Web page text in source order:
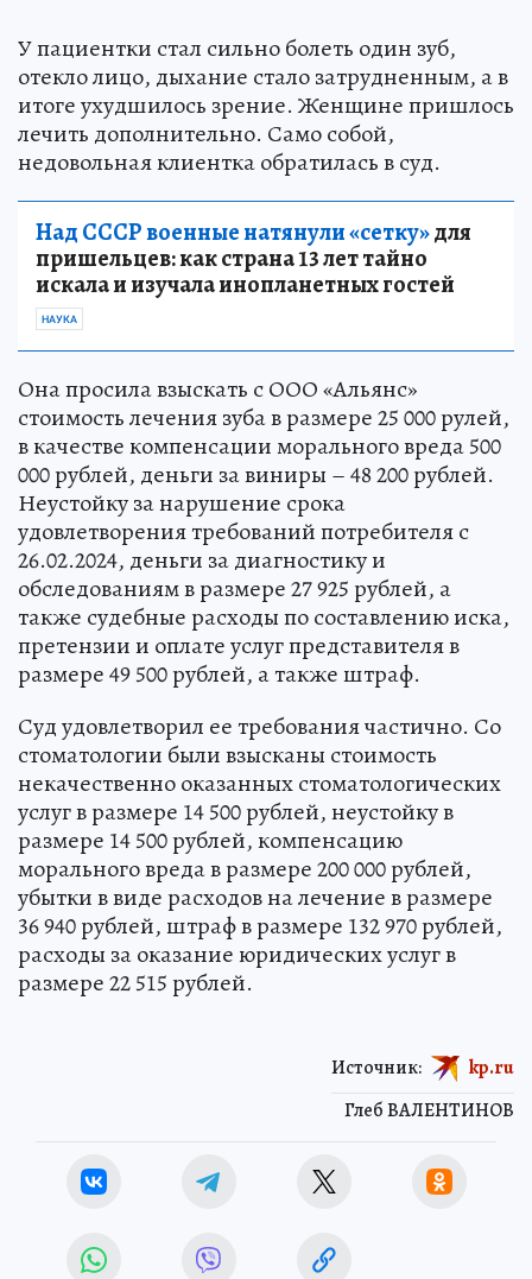
У пациентки стал сильно болеть один зуб,
отекло лицо, дыхание стало затрудненным, а в
итоге ухудшилось зрение. Женщине пришлось
лечить дополнительно. Само собой,
недовольная клиентка обратилась в суд.
Над СССР военные натянули «сетку»для
пришельцев: как страна 13 лет тайно
искала и изучала инопланетных гостей
НАУКА
Она просила взыскать с ООО «Альянс»
стоимость лечения зуба в размере 25 000 рулей,
в качестве компенсации морального вреда 500
000 рублей, деньги за виниры – 48 200 рублей.
Неустойку за нарушение срока
удовлетворения требований потребителя с
26.02.2024, деньги за диагностику и
обследованиям в размере 27 925 рублей, а
также судебные расходы по составлению иска,
претензии и оплате услуг представителя в
размере 49 500 рублей, а также штраф.
Суд удовлетворил ее требования частично. Со
стоматологии были взысканы стоимость
некачественно оказанных стоматологических
услуг в размере 14 500 рублей, неустойку в
размере 14 500 рублей, компенсацию
морального вреда в размере 200 000 рублей,
убытки в виде расходов на лечение в размере
36 940 рублей, штраф в размере 132 970 рублей,
расходы за оказание юридических услуг в
размере 22 515 рублей.
Глеб ВАЛЕНТИНОВ
Источник: kp.ru